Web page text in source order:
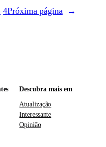
4Próxima página →
Descubra mais em
Atualização
Interessante
Opinião